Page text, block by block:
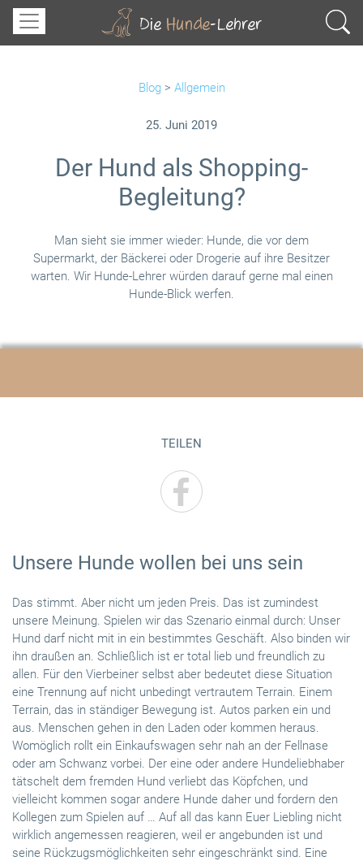
Blog> Allgemein
25. Juni 2019
Der Hund als Shopping-
Begleitung?
Man sieht sie immer wieder: Hunde, die vor dem
Supermarkt, der Bäckerei oder Drogerie auf ihre Besitzer
warten. Wir Hunde-Lehrer würden darauf gerne mal einen
Hunde-Blick werfen.
Unsere Hunde wollen bei uns sein
Das stimmt. Aber nicht um jeden Preis. Das ist zumindest
unsere Meinung. Spielen wir das Szenario einmal durch: Unser
Hund darf nicht mit in ein bestimmtes Geschäft. Also binden wir
ihn draußen an. Schließlich ist er total lieb und freundlich zu
allen. Für den Vierbeiner selbst aber bedeutet diese Situation
eine Trennung auf nicht unbedingt vertrautem Terrain. Einem
Terrain, das in ständiger Bewegung ist. Autos parken ein und
aus. Menschen gehen in den Laden oder kommen heraus.
Womöglich rollt ein Einkaufswagen sehr nah an der Fellnase
oder am Schwanz vorbei. Der eine oder andere Hundeliebhaber
tätschelt dem fremden Hund verliebt das Köpfchen, und
vielleicht kommen sogar andere Hunde daher und fordern den
Kollegen zum Spielen auf … Auf all das kann Euer Liebling nicht
wirklich angemessen reagieren, weil er angebunden ist und
seine Rückzugsmöglichkeiten sehr eingeschränkt sind. Eine
TEILEN